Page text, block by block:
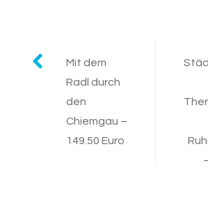
Post
navigation
Mit dem
Radl durch
den
Chiemgau –
149.50 Euro